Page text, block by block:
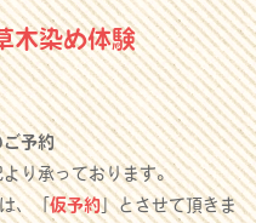
木染め体験
ご予約
り承っております。
、「仮予約」とさせて頂きま